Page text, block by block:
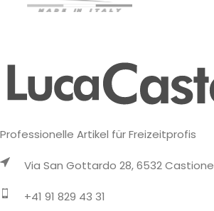
Professionelle Artikel für Freizeitprofis
Via San Gottardo 28, 6532 Castione
+41 91 829 43 31